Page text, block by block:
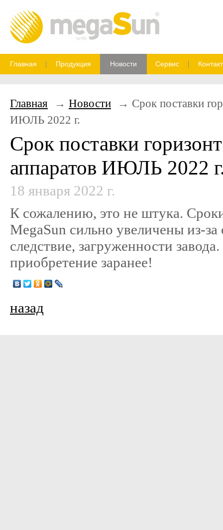
Главная Продукция Новости Сервис
Главная Новости
Срок поставки
ИЮЛЬ 2022 г.
Срок поставки
аппаратов ИЮЛЬ 2022
18 января 2022 г.
К сожалению, это не штука.
MegaSun сильно увеличены из-за
следствие, загруженности
приобретение заранее!
назад